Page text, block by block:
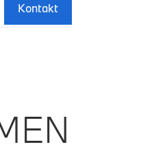
Kontakt